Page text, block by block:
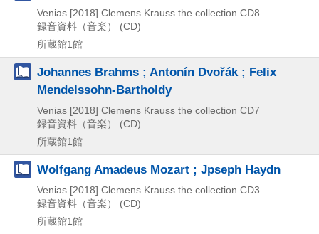
Venias [2018] Clemens Krauss the collection CD8
録音資料（音楽） (CD)
所蔵館1館
Johannes Brahms ; Antonín Dvořák ; Felix
Mendelssohn-Bartholdy
Venias [2018] Clemens Krauss the collection CD7
録音資料（音楽） (CD)
所蔵館1館
Wolfgang Amadeus Mozart ; Jpseph Haydn
Venias [2018] Clemens Krauss the collection CD3
録音資料（音楽） (CD)
所蔵館1館